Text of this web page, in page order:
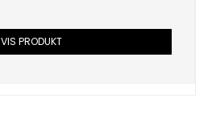
VIS PRODUKT